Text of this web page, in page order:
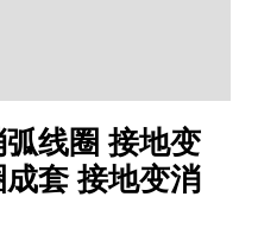
线圈 接地变
套 接地变消